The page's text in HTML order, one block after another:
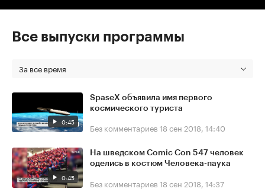
Все выпуски программы
За все время
0:45
SpaseX объявила имя первого
космического туриста
Без комментариев 18 сен 2018, 14:40
0:45
На шведском Comic Con 547 человек
оделись в костюм Человека-паука
Без комментариев 18 сен 2018, 14:37